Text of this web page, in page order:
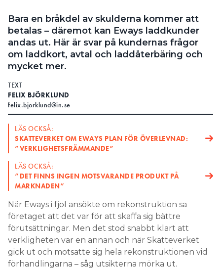
Bara en bråkdel av skulderna kommer att
betalas – däremot kan Eways laddkunder
andas ut. Här är svar på kundernas frågor
om laddkort, avtal och laddåterbäring och
mycket mer.
TEXT
FELIX BJÖRKLUND
felix.bjorklund@in.se
LÄS OCKSÅ:
SKATTEVERKET OM EWAYS PLAN FÖR ÖVERLEVNAD:
”VERKLIGHETSFRÄMMANDE”
LÄS OCKSÅ:
”DET FINNS ­INGEN MOTSVARANDE PRODUKT PÅ
MARKNADEN”
När Eways i fjol ansökte om rekonstruktion sa
företaget att det var för att skaffa sig bättre
förutsättningar. Men det stod snabbt klart att
verkligheten var en annan och när Skatteverket
gick ut och motsatte sig hela rekonstruktionen vid
förhandlingarna – såg utsikterna mörka ut.